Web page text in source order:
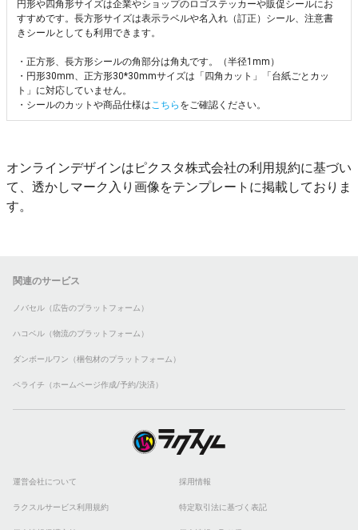
円形や四角形サイズは企業やショップのロゴステッカーや販促シールにお
すすめです。長方形サイズは表示ラベルや名入れ（訂正）シール、注意書
きシールとしても利用できます。
・正方形、長方形シールの角部分は角丸です。（半径1mm）
・円形30mm、正方形30*30mmサイズは「四角カット」「台紙ごとカッ
ト」に対応していません。
・シールのカットや商品仕様はこちら をご確認ください。
オンラインデザインはピクスタ株式会社の利用規約に基づい
て、透かしマーク入り画像をテンプレートに掲載しておりま
す。
関連のサービス
ノバセル（広告のプラットフォーム）
ハコベル（物流のプラットフォーム）
ダンボールワン（梱包材のプラットフォーム）
ペライチ（ホームページ作成/予約/決済）
運営会社について 採用情報
ラクスルサービス利用規約 特定取引法に基づく表記